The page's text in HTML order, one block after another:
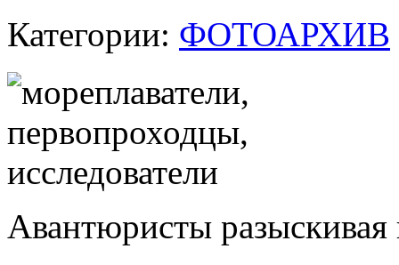
Категории: ФОТОАРХИВ
Авантюристы разыскивая